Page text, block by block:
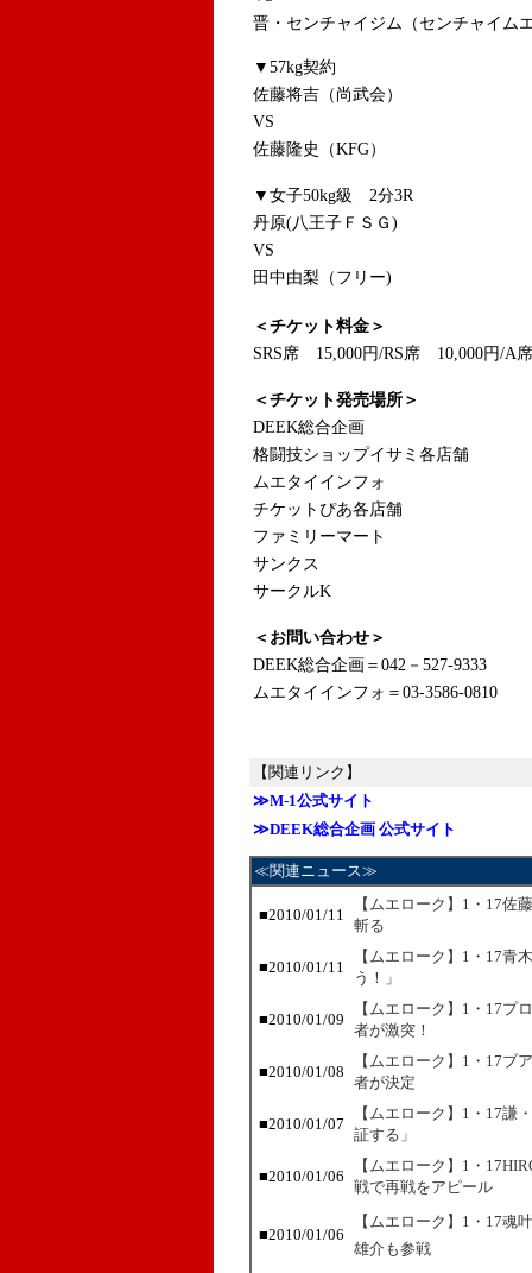
晋・センチャイジム（センチャイム
▼57kg契約
佐藤将吉（尚武会）
VS
佐藤隆史（KFG）
▼女子50kg級 2分3R
丹原(八王子ＦＳＧ)
VS
田中由梨（フリー)
＜チケット料金＞
SRS席 15,000円/RS席 10,000円/A
＜チケット発売場所＞
DEEK総合企画
格闘技ショップイサミ各店舗
ムエタイインフォ
チケットぴあ各店舗
ファミリーマート
サンクス
サークルK
＜お問い合わせ＞
DEEK総合企画＝042－527-9333
ムエタイインフォ＝03-3586-0810
【関連リンク】
≫M-1公式サイト
≫DEEK総合企画 公式サイト
≪関連ニュース≫
■2010/01/11
【ムエローク】1・17佐
斬る
■2010/01/11
【ムエローク】1・17青
う！」
■2010/01/09
【ムエローク】1・17プ
者が激突！
■2010/01/08
【ムエローク】1・17ブ
者が決定
■2010/01/07
【ムエローク】1・17謙
証する」
■2010/01/06
【ムエローク】1・
戦で再戦をアピール
■2010/01/06
【ムエローク】1・17魂
雄介も参戦